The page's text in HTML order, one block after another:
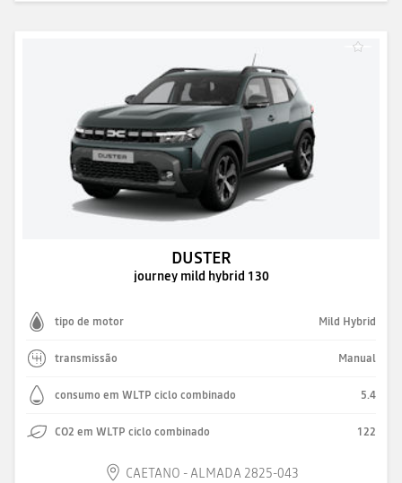
DUSTER
journey mild hybrid 130
tipo de motor Mild Hybrid
transmissão Manual
consumo em WLTP ciclo combinado 5.4
CO2 em WLTP ciclo combinado 122
CAETANO - ALMADA 2825-043